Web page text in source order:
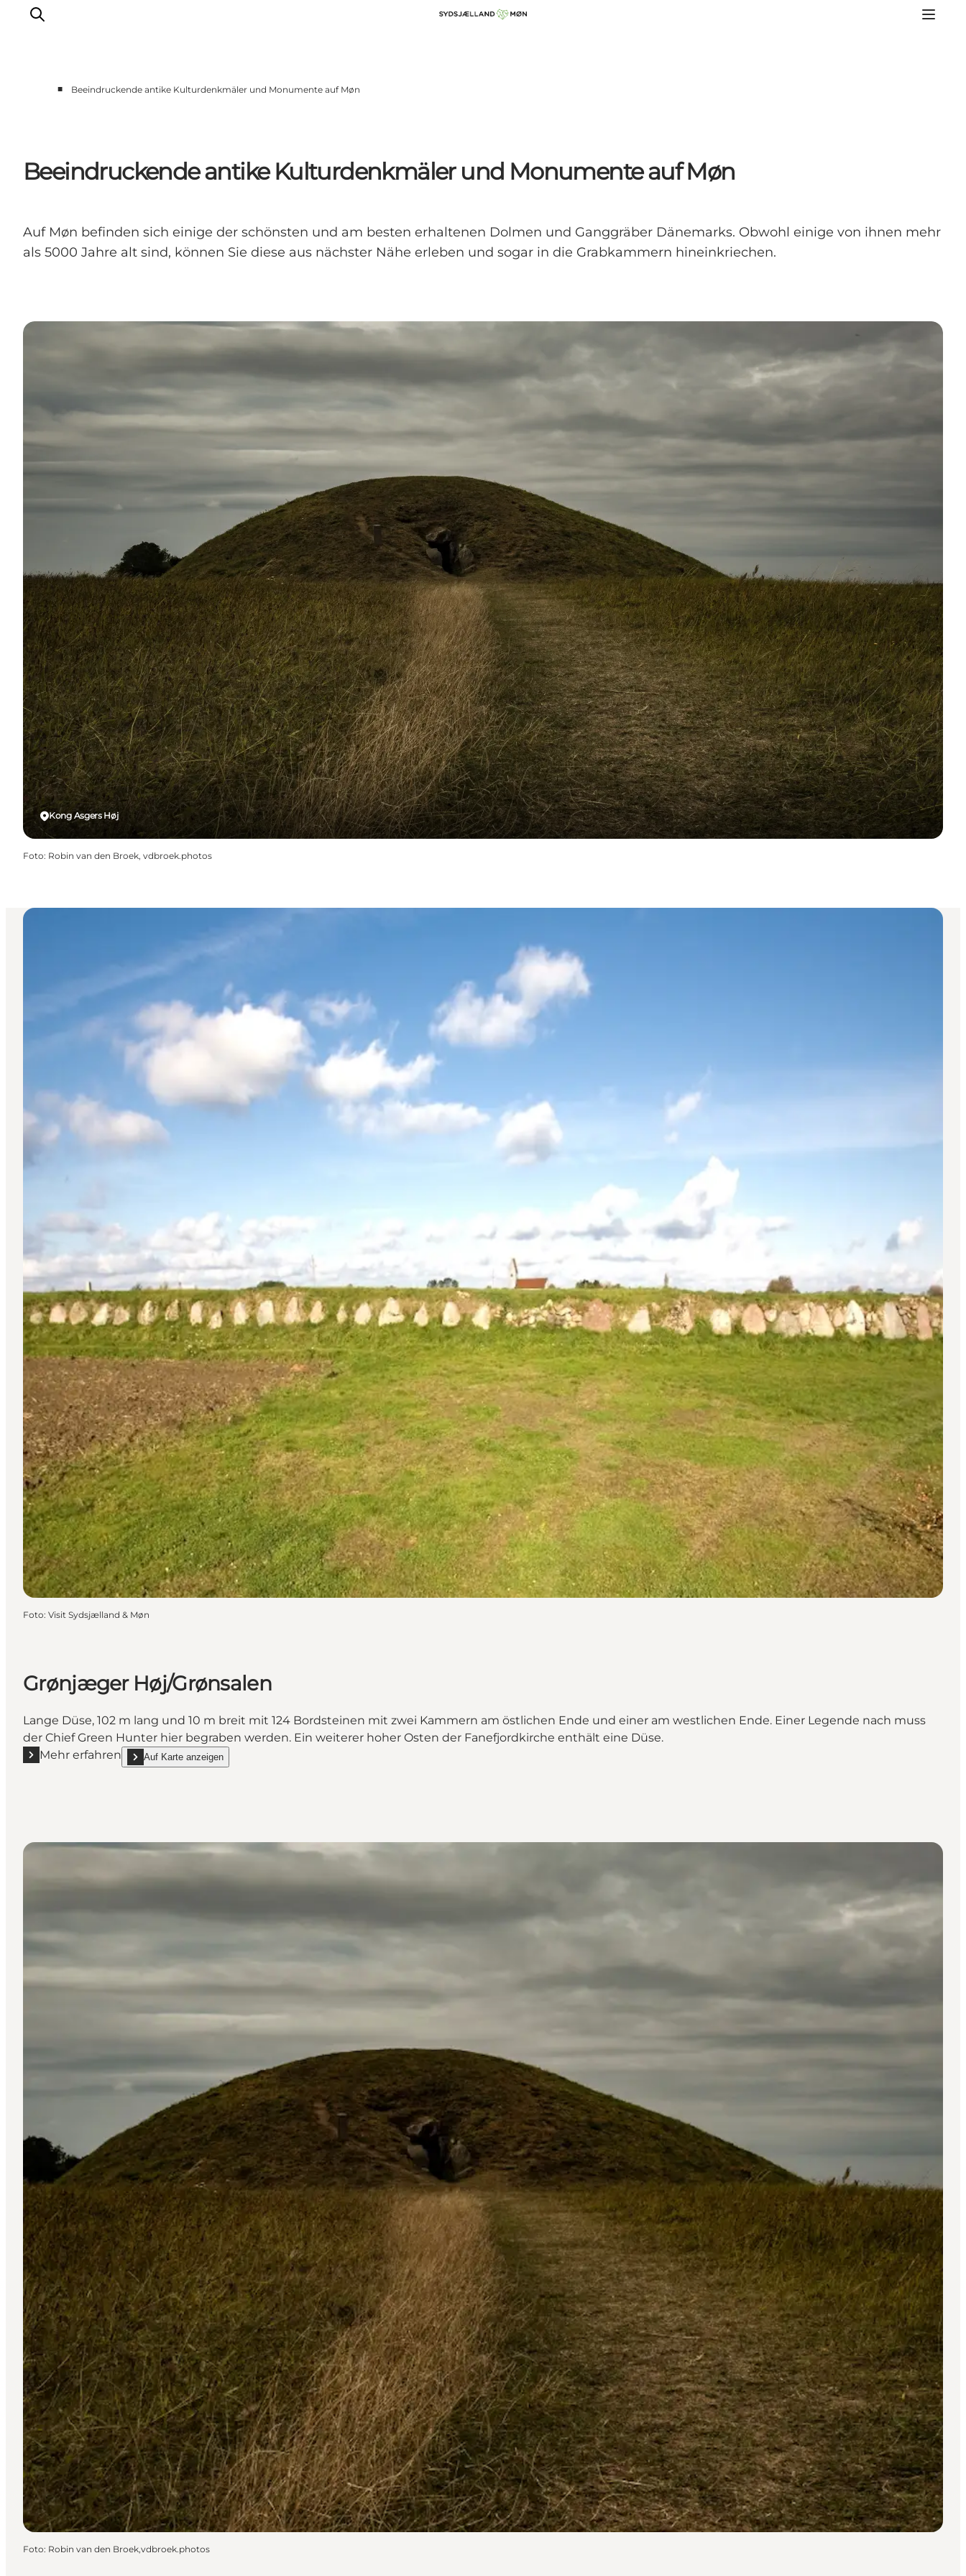
Events
Essen
Reise planen
■ Beeindruckende antike Kulturdenkmäler und Monumente auf Møn
Beeindruckende antike Kulturdenkmäler und Monumente auf Møn
Auf Møn befinden sich einige der schönsten und am besten erhaltenen Dolmen und Ganggräber Dänemarks. Obwohl einige von ihnen mehr
als 5000 Jahre alt sind, können Sie diese aus nächster Nähe erleben und sogar in die Grabkammern hineinkriechen.
Kong Asgers Høj
Foto: Robin van den Broek, vdbroek.photos
Foto: Visit Sydsjælland & Møn
Grønjæger Høj/Grønsalen
Lange Düse, 102 m lang und 10 m breit mit 124 Bordsteinen mit zwei Kammern am östlichen Ende und einer am westlichen Ende. Einer Legende nach muss
der Chief Green Hunter hier begraben werden. Ein weiterer hoher Osten der Fanefjordkirche enthält eine Düse.
Mehr erfahren
Mehr erfahren "Grønjæger Høj/Grønsalen"
Auf Karte anzeigen
show Grønjæger Høj/Grønsalen on_map
Foto: Robin van den Broek,vdbroek.photos